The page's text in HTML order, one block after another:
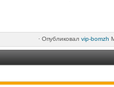
· Опубликовал vip-bomzh